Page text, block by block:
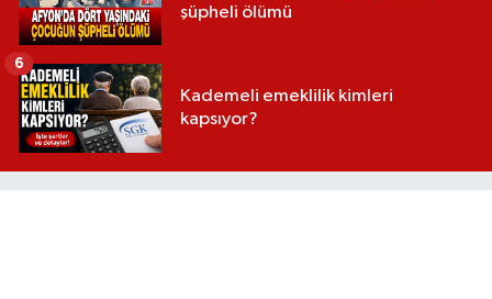
şüpheli ölümü
Kademeli emeklilik kimleri
kapsıyor?
6